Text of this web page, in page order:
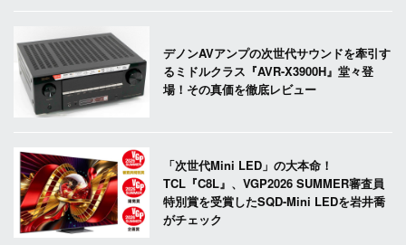
デノンAVアンプの次世代サウンドを牽引す
るミドルクラス『AVR-X3900H』堂々登
場！その真価を徹底レビュー
「次世代Mini LED」の大本命！
TCL『C8L』、VGP2026 SUMMER審査員
特別賞を受賞したSQD-Mini LEDを岩井喬
がチェック